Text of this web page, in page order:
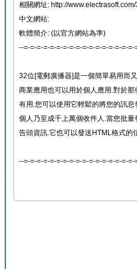
相關網址: http://
中文網站:
軟體簡介: (以官方網站為準)
--=-=-=-=-=-=-=-=-=-=-=-=-=-=-=-=-
32位[電郵廣播器]是一個簡單易用而
商業應用也可以用於個人應用.對於
有用.您可以使用它輕鬆的將您的訊
個人乃至成千上萬個收件人.當您批
告頭資訊.它也可以發送HTML格式的
--=-=-=-=-=-=-=-=-=-=-=-=-=-=-=-=-